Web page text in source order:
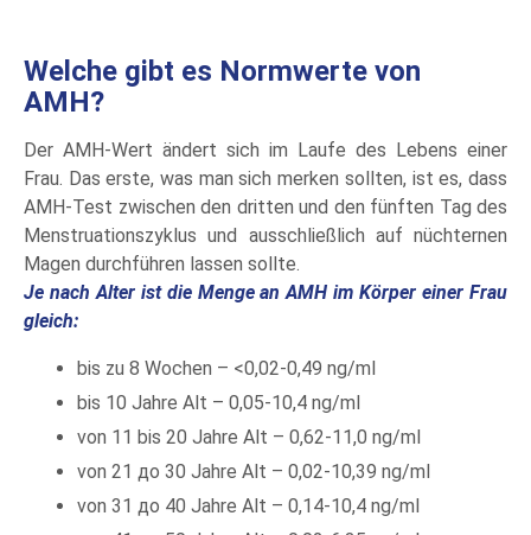
Welche gibt es Normwerte von
AMH?
Der AMH-Wert ändert sich im Laufe des Lebens einer
Frau. Das erste, was man sich merken sollten, ist es, dass
AMH-Test zwischen den dritten und den fünften Tag des
Menstruationszyklus und ausschließlich auf nüchternen
Magen durchführen lassen sollte.
Je nach Alter ist die Menge an AMH im Körper einer Frau
gleich:
bis zu 8 Wochen – <0,02-0,49 ng/ml
bis 10 Jahre Alt – 0,05-10,4 ng/ml
von 11 bis 20 Jahre Alt – 0,62-11,0 ng/ml
von 21 до 30 Jahre Alt – 0,02-10,39 ng/ml
von 31 до 40 Jahre Alt – 0,14-10,4 ng/ml